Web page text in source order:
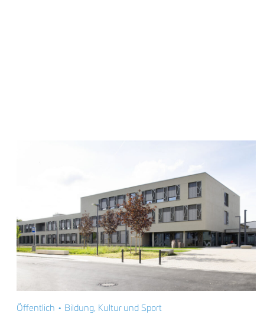
Öffentlich • Bildung, Kultur und Sport